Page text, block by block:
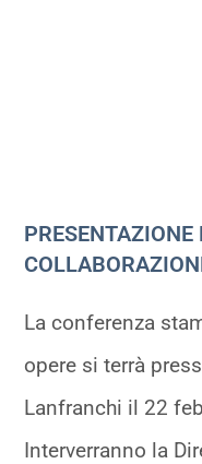
PRESENTAZIONE
La conferenza
opere si terrà
Lanfranchi il 22
Interverranno la